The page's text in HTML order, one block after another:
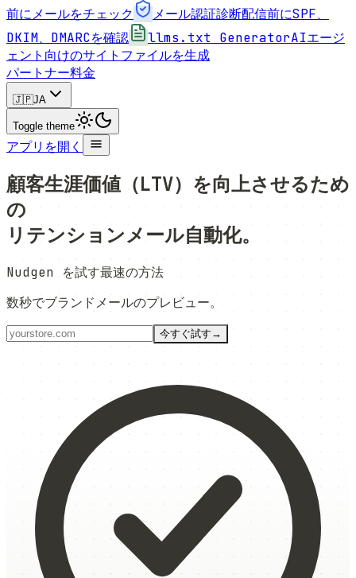
前にメールをチェック
メール認証診断配信前にSPF、
DKIM、DMARCを確認
llms.txt GeneratorAIエージ
ェント向けのサイトファイルを生成
パートナー料金
🇯🇵JA
Toggle theme
アプリを開く
顧客生涯価値（LTV）を向上させるため
の
リテンションメール自動化。
Nudgen を試す最速の方法
数秒でブランドメールのプレビュー。
今すぐ試す →